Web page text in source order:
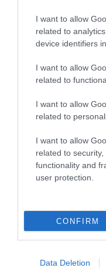
I want to allow
related to
device identifiers
I want to allow
related to
I want to allow
related to
I want to allow
related to
functionality and
user protection.
CONFIRM
Data Deletion
NAPELEM MELLÉ
AKKUMULÁTOR? ÍGY
2026-08-03